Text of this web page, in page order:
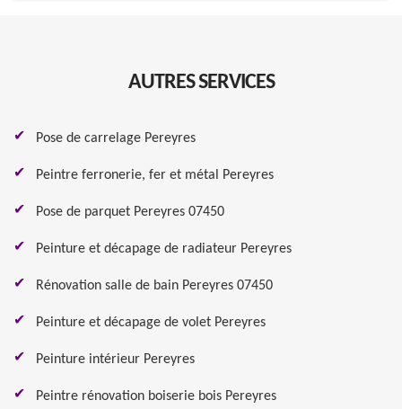
AUTRES SERVICES
Pose de carrelage Pereyres
Peintre ferronerie, fer et métal Pereyres
Pose de parquet Pereyres 07450
Peinture et décapage de radiateur Pereyres
Rénovation salle de bain Pereyres 07450
Peinture et décapage de volet Pereyres
Peinture intérieur Pereyres
Peintre rénovation boiserie bois Pereyres